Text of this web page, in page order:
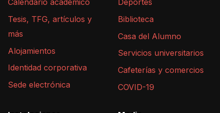
Calendario académico
Tesis, TFG, artículos y
más
Alojamientos
Identidad corporativa
Sede electrónica
Deportes
Biblioteca
Casa del Alumno
Servicios universitarios
Cafeterías y comercios
COVID-19